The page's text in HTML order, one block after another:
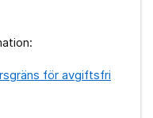
för avgiftsfri